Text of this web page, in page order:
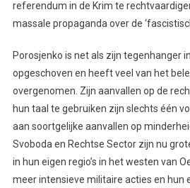
referendum in de Krim te
massale propaganda over de
Porosjenko is net als zijn tegenhanger
opgeschoven en heeft veel van het
overgenomen. Zijn aanvallen op de
hun taal te gebruiken zijn slechts één
aan soortgelijke aanvallen op
Svoboda en Rechtse Sector zijn nu
in hun eigen regio’s in het westen van
meer intensieve militaire acties en hun